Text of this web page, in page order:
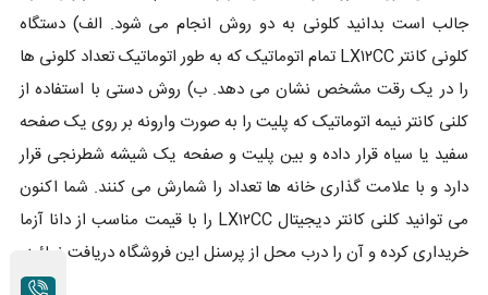
جالب است بدانید کلونی به دو روش انجام می شود. الف) دستگاه
کلونی کانتر LX۱۲CC تمام اتوماتیک که به طور اتوماتیک تعداد کلونی ها
را در یک رقت مشخص نشان می دهد. ب) روش دستی با استفاده از
کلنی کانتر نیمه اتوماتیک که پلیت را به صورت وارونه بر روی یک صفحه
سفید یا سیاه قرار داده و بین پلیت و صفحه یک شیشه شطرنجی قرار
دارد و با علامت گذاری خانه ها تعداد را شمارش می کنند. شما اکنون
می توانید کلنی کانتر دیجیتال LX۱۲CC را با قیمت مناسب از دانا آزما
خریداری کرده و آن را درب محل از پرسنل این فروشگاه دریافت نمائید.